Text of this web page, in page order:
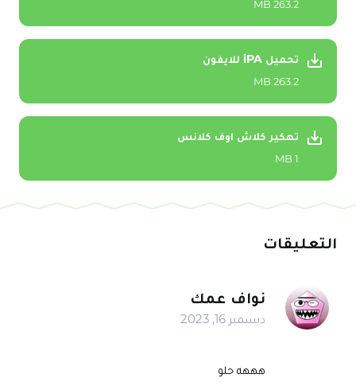
263.2 MB
تحميل iPA للايفون
263.2 MB
تهكير كلاش اوف كلانس
1 MB
التعليقات
نواف عمك
ديسمبر 16, 2023
هههه حلو